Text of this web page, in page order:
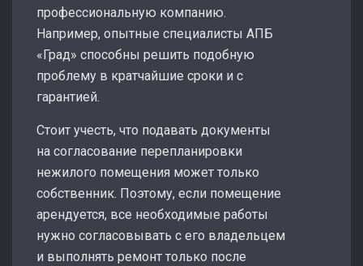
профессиональную компанию.
Например, опытные специалисты АПБ
«Град» способны решить подобную
проблему в кратчайшие сроки и с
гарантией.
Стоит учесть, что подавать документы
на согласование перепланировки
нежилого помещения может только
собственник. Поэтому, если помещение
арендуется, все необходимые работы
нужно согласовывать с его владельцем
и выполнять ремонт только после